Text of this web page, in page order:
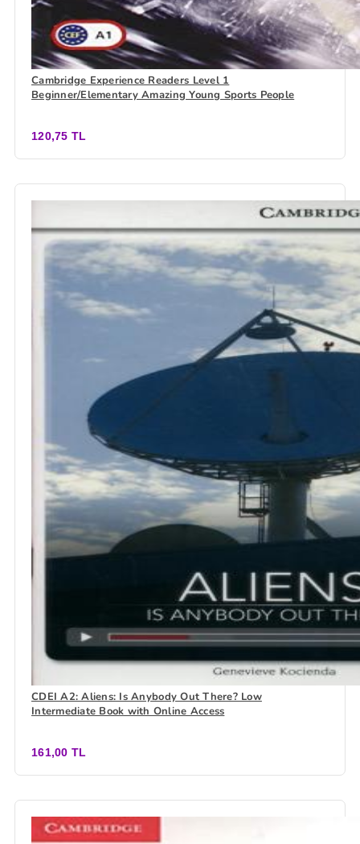
Cambridge Experience Readers Level 1
Beginner/Elementary Amazing Young Sports People
120,75 TL
CDEI A2: Aliens: Is Anybody Out There? Low
Intermediate Book with Online Access
161,00 TL